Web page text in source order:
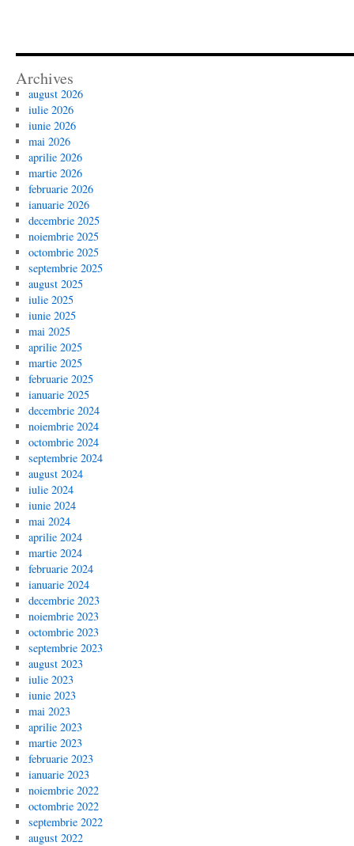
Archives
august 2026
iulie 2026
iunie 2026
mai 2026
aprilie 2026
martie 2026
februarie 2026
ianuarie 2026
decembrie 2025
noiembrie 2025
octombrie 2025
septembrie 2025
august 2025
iulie 2025
iunie 2025
mai 2025
aprilie 2025
martie 2025
februarie 2025
ianuarie 2025
decembrie 2024
noiembrie 2024
octombrie 2024
septembrie 2024
august 2024
iulie 2024
iunie 2024
mai 2024
aprilie 2024
martie 2024
februarie 2024
ianuarie 2024
decembrie 2023
noiembrie 2023
octombrie 2023
septembrie 2023
august 2023
iulie 2023
iunie 2023
mai 2023
aprilie 2023
martie 2023
februarie 2023
ianuarie 2023
noiembrie 2022
octombrie 2022
septembrie 2022
august 2022